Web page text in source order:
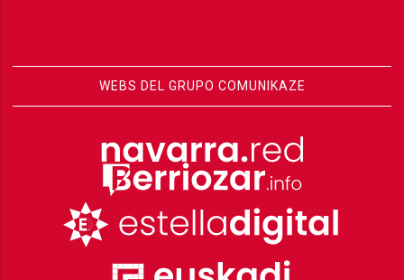
WEBS DEL GRUPO COMUNIKAZE